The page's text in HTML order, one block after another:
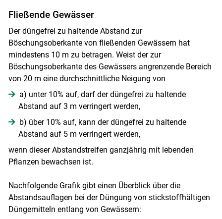
Fließende Gewässer
Der düngefrei zu haltende Abstand zur
Böschungsoberkante von fließenden Gewässern hat
mindestens 10 m zu betragen. Weist der zur
Böschungsoberkante des Gewässers angrenzende Bereich
von 20 m eine durchschnittliche Neigung von
a) unter 10% auf, darf der düngefrei zu haltende
Abstand auf 3 m verringert werden,
b) über 10% auf, kann der düngefrei zu haltende
Abstand auf 5 m verringert werden,
wenn dieser Abstandstreifen ganzjährig mit lebenden
Pflanzen bewachsen ist.
Nachfolgende Grafik gibt einen Überblick über die
Abstandsauflagen bei der Düngung von stickstoffhältigen
Düngemitteln entlang von Gewässern: